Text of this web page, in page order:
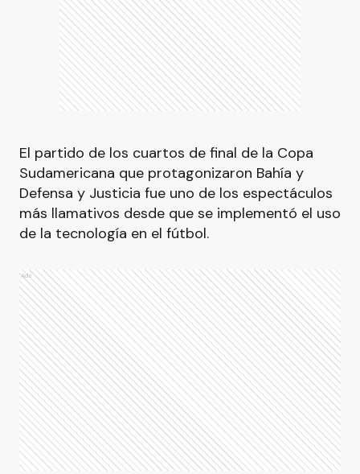
El partido de los cuartos de final de la Copa
Sudamericana que protagonizaron Bahía y
Defensa y Justicia fue uno de los espectáculos
más llamativos desde que se implementó el uso
de la tecnología en el fútbol.
Ads